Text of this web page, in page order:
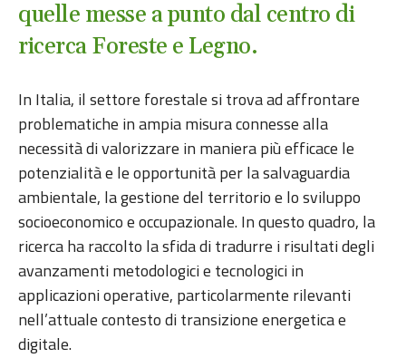
quelle messe a punto dal centro di
ricerca Foreste e Legno.
In Italia, il settore forestale si trova ad affrontare
problematiche in ampia misura connesse alla
necessità di valorizzare in maniera più efficace le
potenzialità e le opportunità per la salvaguardia
ambientale, la gestione del territorio e lo sviluppo
socioeconomico e occupazionale. In questo quadro, la
ricerca ha raccolto la sfida di tradurre i risultati degli
avanzamenti metodologici e tecnologici in
applicazioni operative, particolarmente rilevanti
nell’attuale contesto di transizione energetica e
digitale.